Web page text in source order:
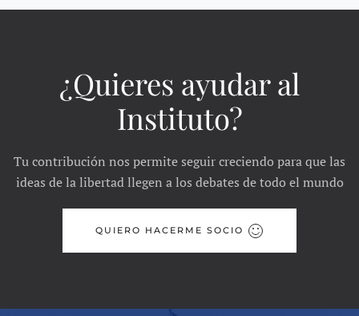
¿Quieres ayudar al
Instituto?
Tu contribución nos permite seguir creciendo para que las
ideas de la libertad llegen a los debates de todo el mundo
QUIERO HACERME SOCIO